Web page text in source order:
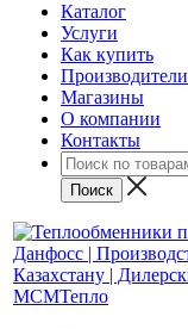
Каталог
Услуги
Как купить
Производители
Магазины
О компании
Контакты